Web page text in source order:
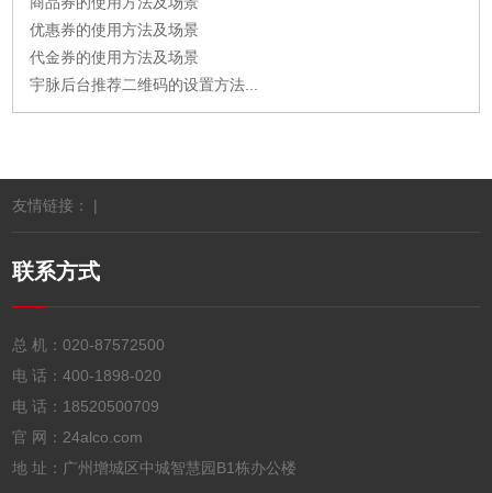
优惠券的使用方法及场景
代金券的使用方法及场景
宇脉后台推荐二维码的设置方法...
友情链接： |
联系方式
总 机：020-87572500
电 话：400-1898-020
电 话： 18520500709
官 网：24alco.com
地 址：广州增城区中城智慧园B1栋办公楼